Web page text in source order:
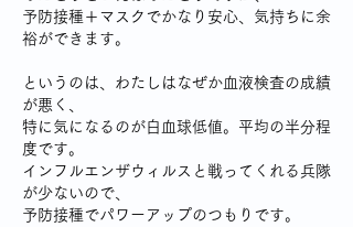
予防接種＋マスクでかなり安心、気持ちに余
裕ができます。
というのは、わたしはなぜか血液検査の成績
が悪く、
特に気になるのが白血球低値。平均の半分程
度です。
インフルエンザウィルスと戦ってくれる兵隊
が少ないので、
予防接種でパワーアップのつもりです。